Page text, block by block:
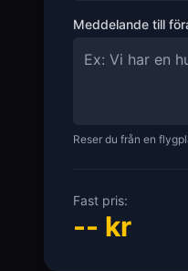
Meddelande till
Reser du från en
Fast pris:
-- kr